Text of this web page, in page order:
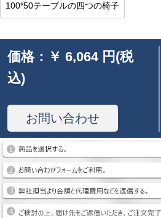
100*50テーブルの四つの椅子
価格： ￥ 6,064 円(税
込)
お問い合わせ